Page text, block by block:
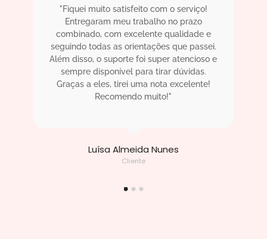
Luísa Almeida Nunes
Cliente
"Fiquei muito satisfeito com o serviço!
Entregaram meu trabalho no prazo
combinado, com excelente qualidade e
seguindo todas as orientações que passei.
Além disso, o suporte foi super atencioso e
sempre disponível para tirar dúvidas.
Graças a eles, tirei uma nota excelente!
Recomendo muito!"